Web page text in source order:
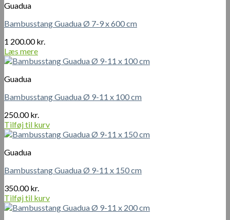
Guadua
Bambusstang Guadua Ø 7-9 x 600 cm
1 200.00kr.
Læs mere
Guadua
Bambusstang Guadua Ø 9-11 x 100 cm
250.00kr.
Tilføj til kurv
Guadua
Bambusstang Guadua Ø 9-11 x 150 cm
350.00kr.
Tilføj til kurv